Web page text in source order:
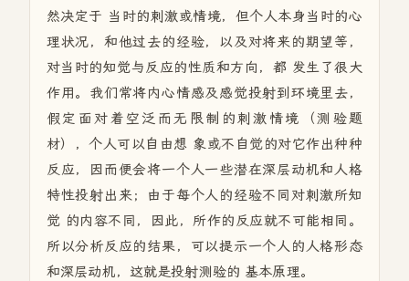
然决定于 当时的刺激或情境，但个人本身当时的心
理状况，和他过去的经验，以及对将来的期望等，
对当时的知觉与反应的性质和方向，都 发生了很大
作用。我们常将内心情感及感觉投射到环境里去，
假定面对着空泛而无限制的刺激情境（测验题
材），个人可以自由想 象或不自觉的对它作出种种
反应，因而便会将一个人一些潜在深层动机和人格
特性投射出来；由于每个人的经验不同对刺激所知
觉 的内容不同，因此，所作的反应就不可能相同。
所以分析反应的结果，可以提示一个人的人格形态
和深层动机，这就是投射测验的 基本原理。